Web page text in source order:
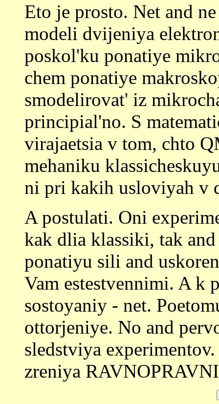
Eto je prosto. Net and
modeli dvijeniya
poskol'ku ponatiye
chem ponatiye
smodelirovat' iz
principial'no. S
virajaetsia v tom, chto
mehaniku
ni pri kakih usloviyah v
A postulati. Oni
kak dlia klassiki, tak
ponatiyu sili and
Vam estestvennimi. A k
sostoyaniy - net.
ottorjeniye. No and
sledstviya
zreniya